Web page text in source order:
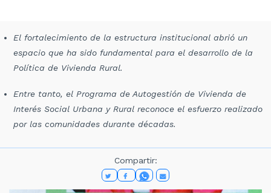
El fortalecimiento de la estructura institucional abrió un
espacio que ha sido fundamental para el desarrollo de la
Política de Vivienda Rural.
Entre tanto, el Programa de Autogestión de Vivienda de
Interés Social Urbana y Rural reconoce el esfuerzo realizado
por las comunidades durante décadas.
Compartir: